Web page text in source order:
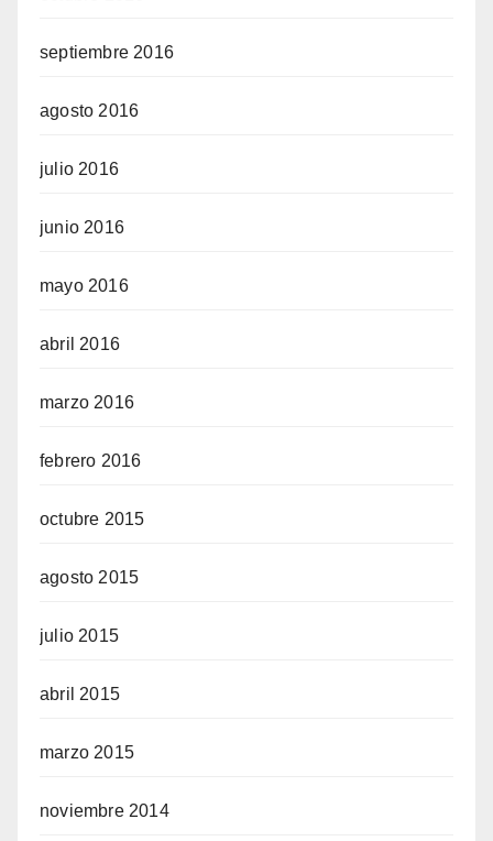
septiembre 2016
agosto 2016
julio 2016
junio 2016
mayo 2016
abril 2016
marzo 2016
febrero 2016
octubre 2015
agosto 2015
julio 2015
abril 2015
marzo 2015
noviembre 2014